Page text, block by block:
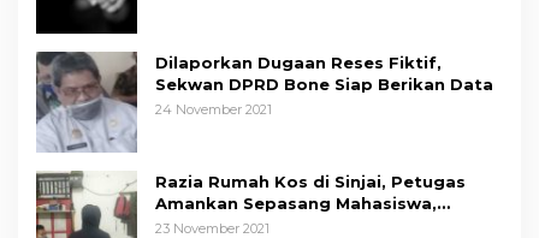
Dilaporkan Dugaan Reses Fiktif,
Sekwan DPRD Bone Siap Berikan Data
24 November 2021
Razia Rumah Kos di Sinjai, Petugas
Amankan Sepasang Mahasiswa,
Mengaku Berpacaran
23 November 2021